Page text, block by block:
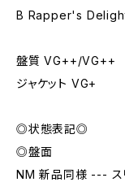
B Rapper's
盤質 VG++/VG++
ジャケット VG+
◎状態表記◎
◎盤面
NM 新品同様 --- ス